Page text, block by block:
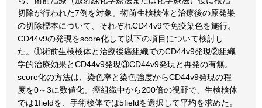
切除が行われた7例を対象。術前生検検体と治療後の原発巣
の切除標本について、それぞれCD44v9で免疫染色を施行。
CD44v9の発現をscore化して以下の項目について検討し
た。①術前生検検体と治療後癌組織でのCD44v9発現②組織
学的治療効果とCD44v9発現③CD44v9発現と再発の有無。
score化の方法は、染色率と染色強度からCD44v9発現の程
度を0～3に数値化。癌組織中から200倍の視野で、生検検体
では1fieldを、手術検体では5fieldを選択して平均を求めた。